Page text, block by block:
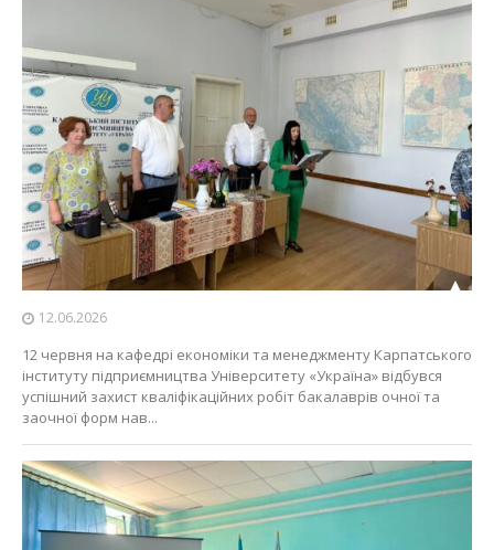
12.06.2026
12 червня на кафедрі економіки та менеджменту Карпатського
інституту підприємництва Університету «Україна» відбувся
успішний захист кваліфікаційних робіт бакалаврів очної та
заочної форм нав...